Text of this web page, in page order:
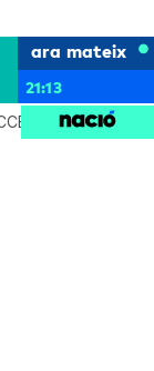
ara mateix
21:13